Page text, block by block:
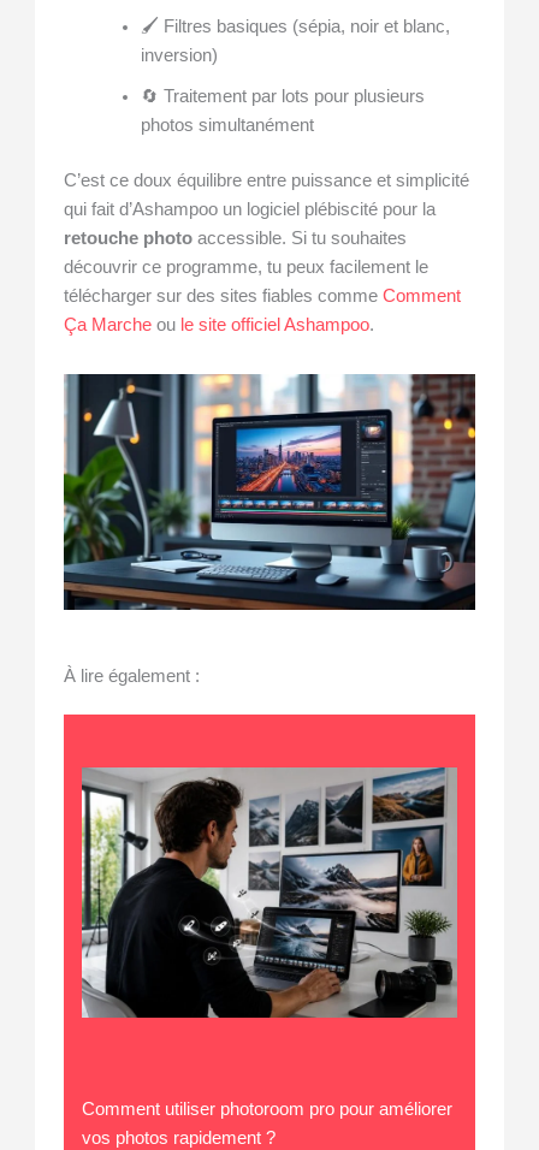
🖌️ Filtres basiques (sépia, noir et blanc,
inversion)
🔄 Traitement par lots pour plusieurs
photos simultanément
C’est ce doux équilibre entre puissance et simplicité
qui fait d’Ashampoo un logiciel plébiscité pour la
retouche photo accessible. Si tu souhaites
découvrir ce programme, tu peux facilement le
télécharger sur des sites fiables commeComment
Ça Marche ou le site officiel Ashampoo.
À lire également :
Comment utiliser photoroom pro pour améliorer
vos photos rapidement ?